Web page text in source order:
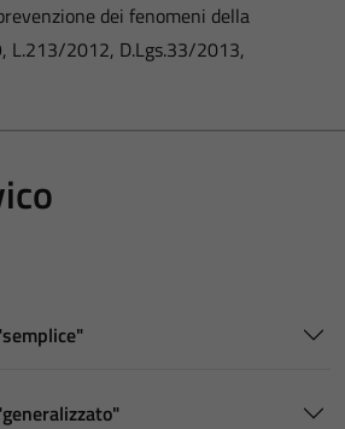
dei fenomeni della
L.213/2012, D.Lgs.33/2013,